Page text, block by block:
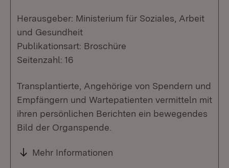
Herausgeber: Ministerium für Soziales, Arbeit
und Gesundheit
Publikationsart: Broschüre
Seitenzahl: 16
Transplantierte, Angehörige von Spendern und
Empfängern und Wartepatienten vermitteln mit
ihren persönlichen Berichten ein bewegendes
Bild der Organspende.
Mehr Informationen